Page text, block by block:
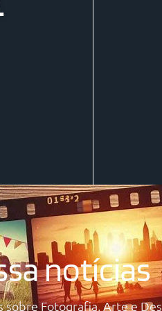
notícias
sobre Fotografia, Arte e